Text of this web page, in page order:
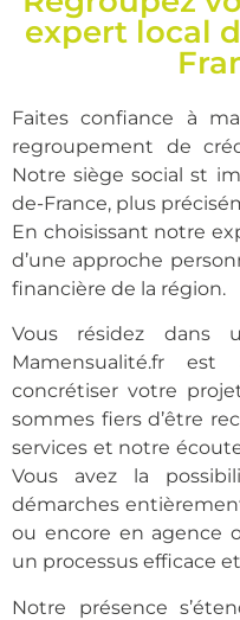
expert local
Faites confiance à
regroupement de
Notresiège social st
de-France, plus
En choisissant notre
d’une approche
financière de la région.
Vous résidez
Mamensualité.fr
concrétiser votre
sommes fiers d’être
services et notre
Vous avez la
démarches
ou encore en agence
un processus efficace
Notre présence